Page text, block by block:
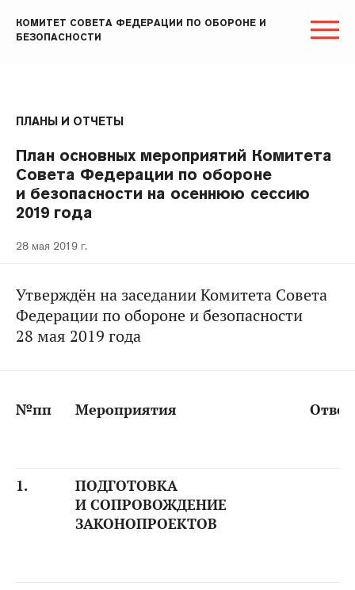
КОМИТЕТ СОВЕТА ФЕДЕРАЦИИ ПО ОБОРОНЕ И
БЕЗОПАСНОСТИ
ПЛАНЫ И ОТЧЕТЫ
План основных мероприятий Комитета
Совета Федерации по обороне
и безопасности на осеннюю сессию
2019 года
28 мая 2019 г.
Утверждён на заседании Комитета Совета
Федерации по обороне и безопасности
28 мая 2019 года
№пп Мероприятия
1.
ПОДГОТОВКА
И СОПРОВОЖДЕНИЕ
ЗАКОНОПРОЕКТОВ